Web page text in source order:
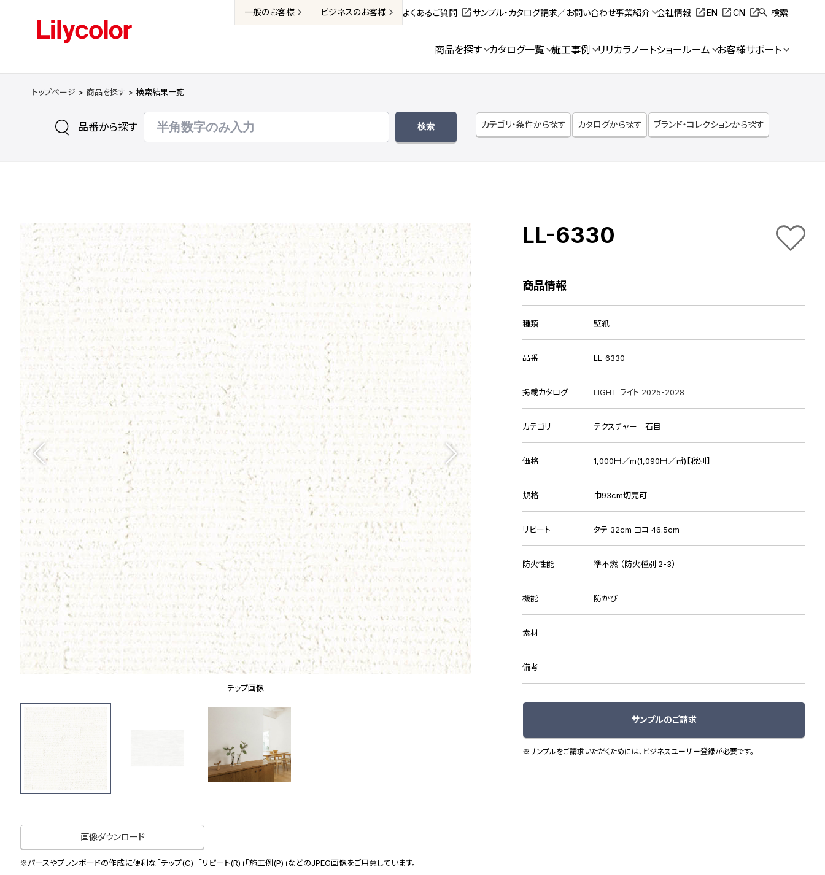
一般のお客様 ビジネスのお客様 よくあるご質問 サンプル・カタログ請求／お問い合わせ事業紹介 会社情報 EN CN 検索
商品を探す カタログ一覧 施工事例 リリカラノートショールーム お客様サポート
トップページ 商品を探す 検索結果一覧
品番から探す カテゴリ・条件から探す カタログから探す ブランド・コレクションから探す
チップ画像
画像ダウンロード
※パースやプランボードの作成に便利な「チップ(C)」「リピート(R)」「施工例(P)」などのJPEG画像をご用意しています。
LL-6330
商品情報
種類 壁紙
品番 LL-6330
掲載カタログ LIGHT ライト 2025-2028
カテゴリ テクスチャー 石目
価格 1,000円／m(1,090円／㎡)【税別】
規格 巾93cm切売可
リピート タテ 32cm ヨコ 46.5cm
防火性能 準不燃 （防火種別:2-3）
機能 防かび
素材
備考
サンプルのご請求
※サンプルをご請求いただくためには、ビジネスユーザー登録が必要です。